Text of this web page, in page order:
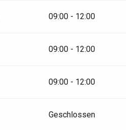
09:00 - 12:00
09:00 - 12:00
09:00 - 12:00
Geschlossen